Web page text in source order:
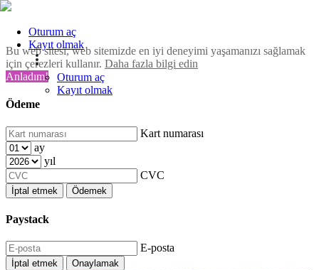
Bu web sitesi, web sitemizde en iyi deneyimi yaşamanızı sağlamak
için çerezleri kullanır. Daha fazla bilgi edin
Anladım!
Ödeme
Kart numarası
ay
yıl
CVC
İptal etmek Ödemek
Paystack
E-posta
İptal etmek Onaylamak
Oturum aç
Kayıt olmak
Oturum aç
Kayıt olmak